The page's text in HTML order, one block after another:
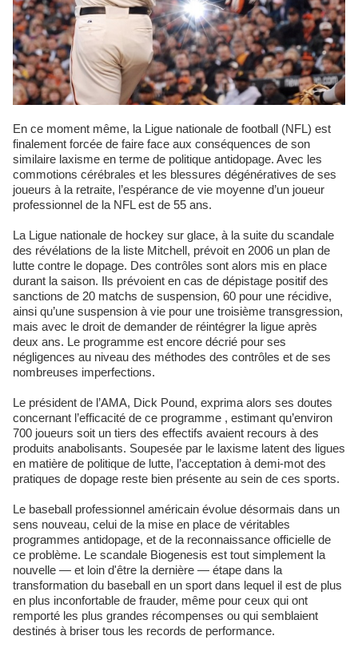
En ce moment même, la Ligue nationale de football (NFL) est
finalement forcée de faire face aux conséquences de son
similaire laxisme en terme de politique antidopage. Avec les
commotions cérébrales et les blessures dégénératives de ses
joueurs à la retraite, l’espérance de vie moyenne d’un joueur
professionnel de la NFL est de 55 ans.
La Ligue nationale de hockey sur glace, à la suite du scandale
des révélations de la liste Mitchell, prévoit en 2006 un plan de
lutte contre le dopage. Des contrôles sont alors mis en place
durant la saison. Ils prévoient en cas de dépistage positif des
sanctions de 20 matchs de suspension, 60 pour une récidive,
ainsi qu’une suspension à vie pour une troisième transgression,
mais avec le droit de demander de réintégrer la ligue après
deux ans. Le programme est encore décrié pour ses
négligences au niveau des méthodes des contrôles et de ses
nombreuses imperfections.
Le président de l’AMA, Dick Pound, exprima alors ses doutes
concernant l’efficacité de ce programme , estimant qu’environ
700 joueurs soit un tiers des effectifs avaient recours à des
produits anabolisants. Soupesée par le laxisme latent des ligues
en matière de politique de lutte, l’acceptation à demi-mot des
pratiques de dopage reste bien présente au sein de ces sports.
Le baseball professionnel américain évolue désormais dans un
sens nouveau, celui de la mise en place de véritables
programmes antidopage, et de la reconnaissance officielle de
ce problème. Le scandale Biogenesis est tout simplement la
nouvelle — et loin d'être la dernière — étape dans la
transformation du baseball en un sport dans lequel il est de plus
en plus inconfortable de frauder, même pour ceux qui ont
remporté les plus grandes récompenses ou qui semblaient
destinés à briser tous les records de performance.